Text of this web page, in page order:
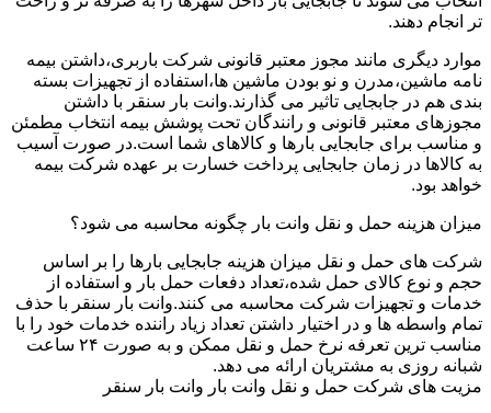
تر انجام دهند.
موارد دیگری مانند مجوز معتبر قانونی شرکت باربری،داشتن بیمه
نامه ماشین،مدرن و نو بودن ماشین ها،استفاده از تجهیزات بسته
بندی هم در جابجایی تاثیر می گذارند.وانت بار سنقر با داشتن
مجوزهای معتبر قانونی و رانندگان تحت پوشش بیمه انتخاب مطمئن
و مناسب برای جابجایی بارها و کالاهای شما است.در صورت آسیب
به کالاها در زمان جابجایی پرداخت خسارت بر عهده شرکت بیمه
خواهد بود.
میزان هزینه حمل و نقل وانت بار چگونه محاسبه می شود؟
شرکت های حمل و نقل میزان هزینه جابجایی بارها را بر اساس
حجم و نوع کالای حمل شده،تعداد دفعات حمل بار و استفاده از
خدمات و تجهیزات شرکت محاسبه می کنند.وانت بار سنقر با حذف
تمام واسطه ها و در اختیار داشتن تعداد زیاد راننده خدمات خود را با
مناسب ترین تعرفه نرخ حمل و نقل ممکن و به صورت ۲۴ ساعت
شبانه روزی به مشتریان ارائه می دهد.
مزیت های شرکت حمل و نقل وانت بار وانت بار سنقر